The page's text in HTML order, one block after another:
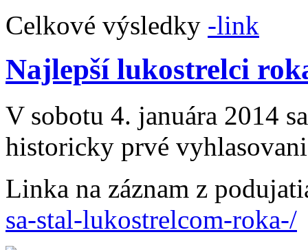
Celkové výsledky -link
Najlepší lukostrelci
V sobotu 4. januára 2014
historicky prvé
Linka na záznam z
sa-stal-lukostrelcom-roka-/